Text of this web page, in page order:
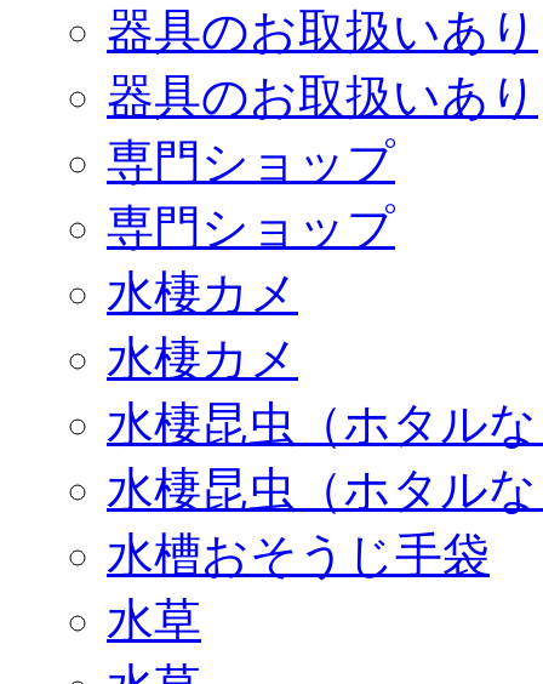
器具のお取扱いあり
器具のお取扱いあり
専門ショップ
専門ショップ
水棲カメ
水棲カメ
水棲昆虫（ホタル
水棲昆虫（ホタル
水槽おそうじ手袋
水草